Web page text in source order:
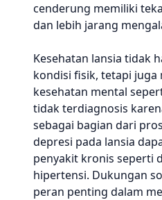
cenderung memiliki
dan lebih jarang
Kesehatan lansia tidak
kondisi fisik, tetapi juga
kesehatan mental
tidak terdiagnosis
sebagai bagian dari
depresi pada lansia
penyakit kronis seperti
hipertensi. Dukungan
peran penting dalam